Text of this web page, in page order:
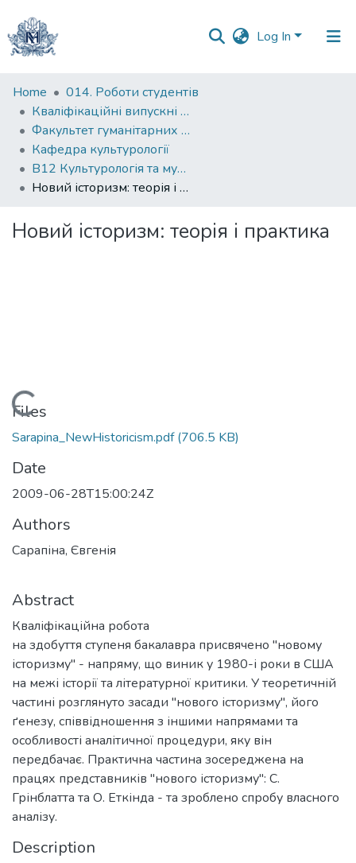
Log In
Communities
&
Collections
All of DSpace
Home
014. Роботи студентів
Кваліфікаційні випускні роботи здобувачів вищої освіти бакалаврських програм
Факультет гуманітарних наук
Кафедра культурології
B12 Культурологія та музеєзнавство
Новий історизм: теорія і практика
Новий історизм: теорія і практика
Loading...
Files
Sarapina_NewHistoricism.pdf(706.5 KB)
Date
2009-06-28T15:00:24Z
Authors
Сарапіна, Євгенія
Abstract
Кваліфікаційна робота
на здобуття ступеня бакалавра присвячено "новому
історизму" - напряму, що виник у 1980-і роки в США
на межі історії та літературної критики. У теоретичній
частині розглянуто засади "нового історизму", його
ґенезу, співвідношення з іншими напрямами та
особливості аналітичної процедури, яку він
передбачає. Практична частина зосереджена на
працях представників "нового історизму": С.
Грінблатта та О. Еткінда - та зроблено спробу власного
аналізу.
Description